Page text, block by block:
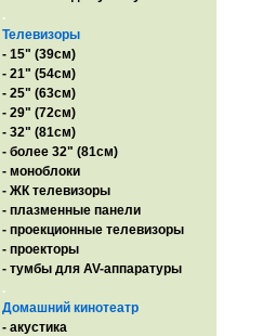
.
Телевизоры
- 15" (39см)
- 21" (54см)
- 25" (63см)
- 29" (72см)
- 32" (81см)
- более 32" (81см)
- моноблоки
- ЖК телевизоры
- плазменные панели
- проекционные телевизоры
- проекторы
- тумбы для AV-аппаратуры
.
Домашний кинотеатр
- акустика